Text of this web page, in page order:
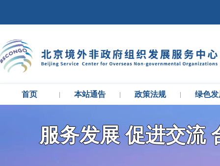
首页 | 本站通告 | 政策法规 | 绿色发
服务发展 促进交流